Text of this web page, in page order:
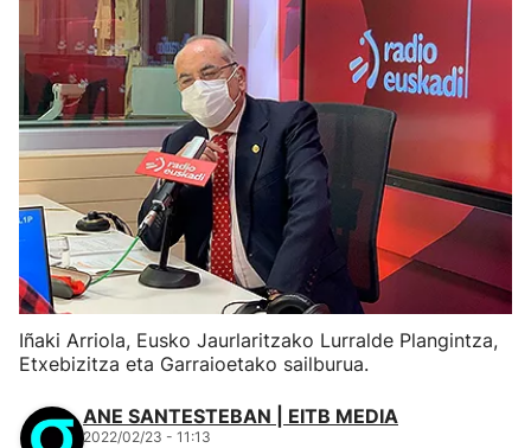
Iñaki Arriola, Eusko Jaurlaritzako Lurralde Plangintza,
Etxebizitza eta Garraioetako sailburua.
ANE SANTESTEBAN | EITB MEDIA
2022/02/23 - 11:13